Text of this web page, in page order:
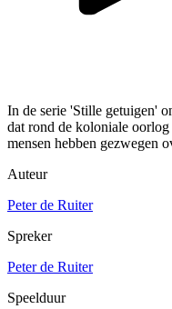
In de serie 'Stille getuigen'
dat rond de koloniale
mensen hebben gezwegen
Auteur
Peter de Ruiter
Spreker
Peter de Ruiter
Speelduur